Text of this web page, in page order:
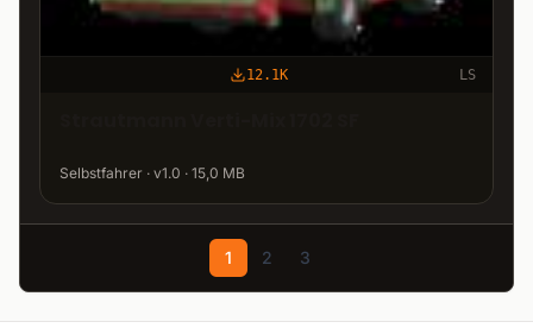
12.1K LS
Selbstfahrer · v1.0 · 15,0 MB
1 2 3